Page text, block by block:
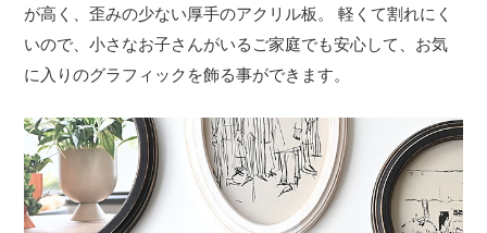
が高く、歪みの少ない厚手のアクリル板。 軽くて割れにく
いので、小さなお子さんがいるご家庭でも安心して、お気
に入りのグラフィックを飾る事ができます。